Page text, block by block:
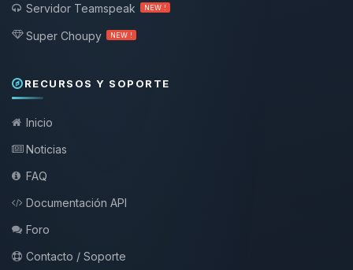
Servidor Teamspeak
NEW !
Super Choupy NEW !
RECURSOS Y SOPORTE
Inicio
Noticias
FAQ
Documentación API
Foro
Contacto / Soporte